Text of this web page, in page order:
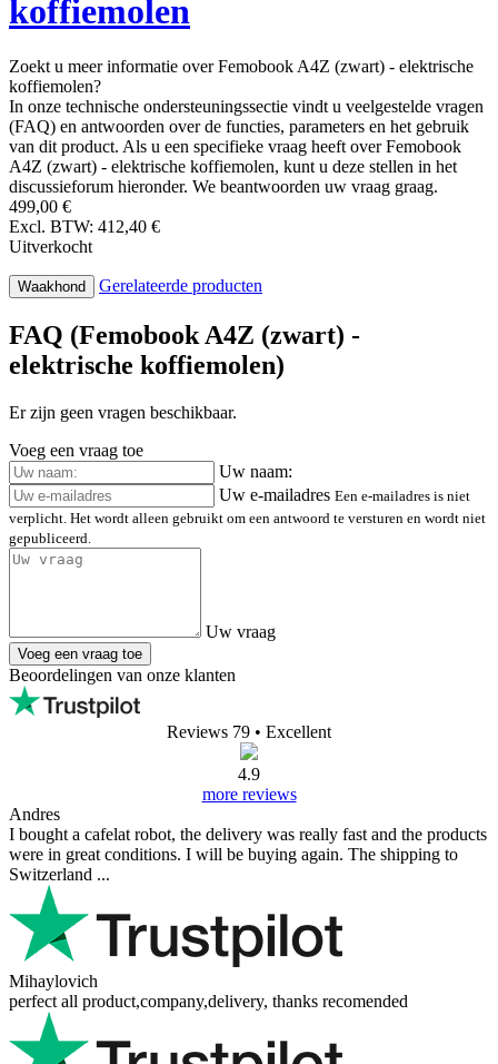
koffiemolen
Zoekt u meer informatie over Femobook A4Z (zwart) - elektrische
koffiemolen?
In onze technische ondersteuningssectie vindt u veelgestelde vragen
(FAQ) en antwoorden over de functies, parameters en het gebruik
van dit product. Als u een specifieke vraag heeft over Femobook
A4Z (zwart) - elektrische koffiemolen, kunt u deze stellen in het
discussieforum hieronder. We beantwoorden uw vraag graag.
499,00 €
Excl. BTW: 412,40 €
Uitverkocht
Waakhond Gerelateerde producten
FAQ (Femobook A4Z (zwart) -
elektrische koffiemolen)
Er zijn geen vragen beschikbaar.
Voeg een vraag toe
Uw naam:
Uw e-mailadres Een e-mailadres is niet
verplicht. Het wordt alleen gebruikt om een antwoord te versturen en wordt niet
gepubliceerd.
Uw vraag
Voeg een vraag toe
Beoordelingen van onze klanten
Reviews 79 • Excellent
4.9
more reviews
Andres
I bought a cafelat robot, the delivery was really fast and the products
were in great conditions. I will be buying again. The shipping to
Switzerland ...
Mihaylovich
perfect all product,company,delivery, thanks recomended